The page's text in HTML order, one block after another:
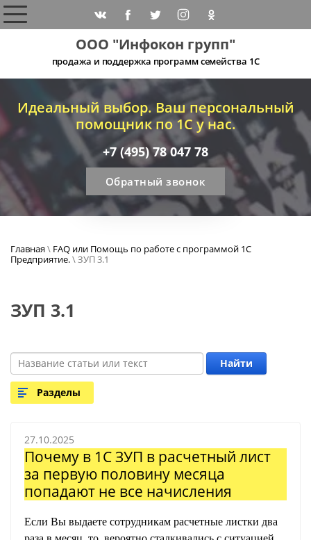
ООО "Инфокон групп"
продажа и поддержка программ семейства 1С
Идеальный выбор. Ваш персональный
помощник по 1С у нас.
+7 (495) 78 047 78
Обратный звонок
Главная\ FAQ или Помощь по работе с программой 1С
Предприятие.\ ЗУП 3.1
ЗУП 3.1
Найти
Разделы
27.10.2025
Почему в 1С ЗУП в расчетный лист
за первую половину месяца
попадают не все начисления
Если Вы выдаете сотрудникам расчетные листки два